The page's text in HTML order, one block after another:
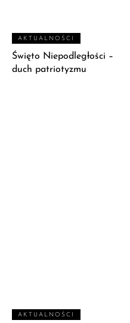
AKTUALNOŚCI
Święto Niepodległości –
duch patriotyzmu
AKTUALNOŚCI